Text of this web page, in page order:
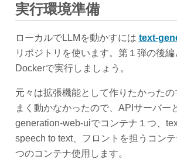
実行環境準備
ローカルでLLMを動かすには text-
リポジトリを使います。第１弾の後編
Dockerで実行しましょう。
元々は拡張機能として作りたかったの
まく動かなかったので、APIサーバー
generation-web-uiでコンテナ１つ、
speech to text、フロントを担うコン
つのコンテナ使用します。